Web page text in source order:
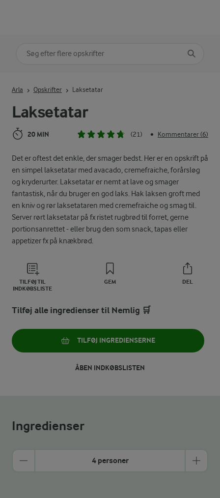
Laksetatar
20 MIN (21) • Kommentarer (6)
Det er oftest det enkle, der smager bedst. Her er en opskrift på
en simpel laksetatar med avacado, cremefraiche, forårsløg
og kryderurter. Laksetatar er nemt at lave og smager
fantastisk, når du bruger en god laks. Hak laksen groft med
en kniv og rør laksetataren med cremefraiche og smag til.
Server rørt laksetatar på fx ristet rugbrød til forret, gerne
portionsanrettet - eller brug den som snack, tapas eller
appetizer fx på knækbrød.
TILFØJ TIL
INDKØBSLISTE
GEM DEL
Arla Opskrifter Laksetatar
Tilføj alle ingredienser til Nemlig 🛒
TILFØJ INGREDIENSERNE
ÅBEN INDKØBSLISTEN
Ingredienser
4 personer
Søg på kategori